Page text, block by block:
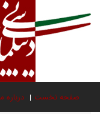
صفحه نخست درباره